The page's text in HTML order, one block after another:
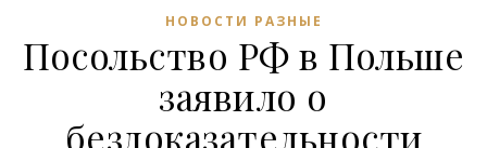
НОВОСТИ РАЗНЫЕ
Посольство РФ в Польше
заявило о
бездоказательности